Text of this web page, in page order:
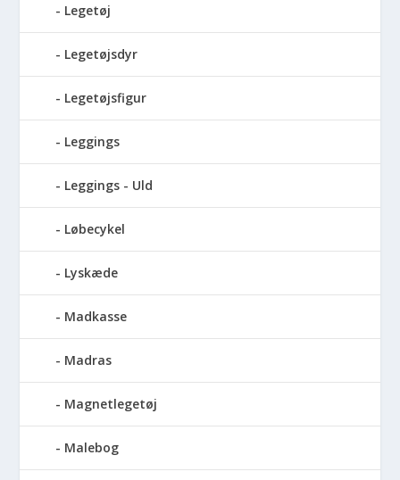
Legetøj
Legetøjsdyr
Legetøjsfigur
Leggings
Leggings - Uld
Løbecykel
Lyskæde
Madkasse
Madras
Magnetlegetøj
Malebog